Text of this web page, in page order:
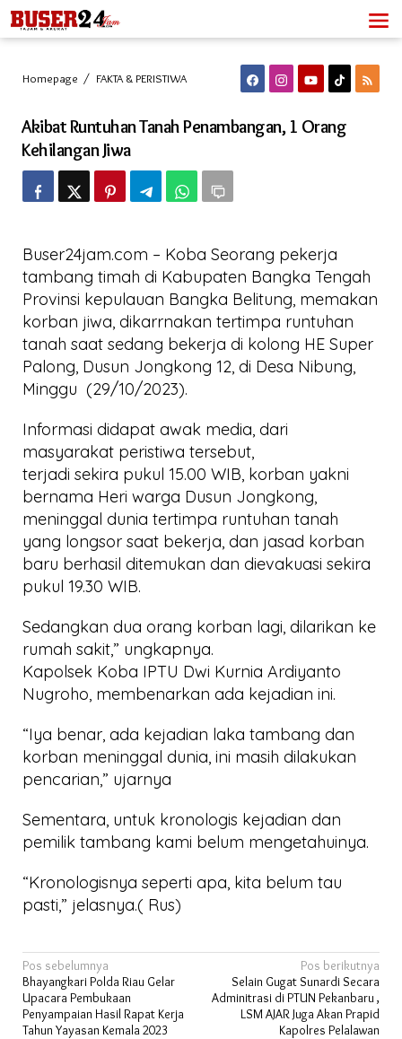
Lewati
ke
konten
Homepage / FAKTA & PERISTIWAAkibat
Penambangan,
Kehilangan
Jiwa
Akibat Runtuhan Tanah Penambangan, 1 Orang
Kehilangan Jiwa
Buser24jam.com – Koba Seorang pekerja
tambang timah di Kabupaten Bangka Tengah
Provinsi kepulauan Bangka Belitung, memakan
korban jiwa, dikarrnakan tertimpa runtuhan
tanah saat sedang bekerja di kolong HE Super
Palong, Dusun Jongkong 12, di Desa Nibung,
Minggu (29/10/2023).
Informasi didapat awak media, dari
masyarakat peristiwa tersebut,
terjadi sekira pukul 15.00 WIB, korban yakni
bernama Heri warga Dusun Jongkong,
meninggal dunia tertimpa runtuhan tanah
yang longsor saat bekerja, dan jasad korban
baru berhasil ditemukan dan dievakuasi sekira
pukul 19.30 WIB.
Sedangkan dua orang korban lagi, dilarikan ke
rumah sakit,” ungkapnya.
Kapolsek Koba IPTU Dwi Kurnia Ardiyanto
Nugroho, membenarkan ada kejadian ini.
“Iya benar, ada kejadian laka tambang dan
korban meninggal dunia, ini masih dilakukan
pencarian,” ujarnya
Sementara, untuk kronologis kejadian dan
pemilik tambang kami belum mengetahuinya.
“Kronologisnya seperti apa, kita belum tau
pasti,” jelasnya.( Rus)
Navigasi
pos
Pos sebelumnya
Bhayangkari Polda Riau Gelar
Upacara Pembukaan
Penyampaian Hasil Rapat Kerja
Tahun Yayasan Kemala 2023
Pos berikutnya
Selain Gugat Sunardi Secara
Adminitrasi di PTUN Pekanbaru ,
LSM AJAR Juga Akan Prapid
Kapolres Pelalawan